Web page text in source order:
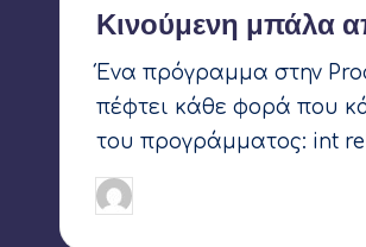
Κινούμενη μπάλα
Ένα πρόγραμμα στην
πέφτει κάθε φορά που
του προγράμματος: int
Συγγραφέας:
Ετικέτες: